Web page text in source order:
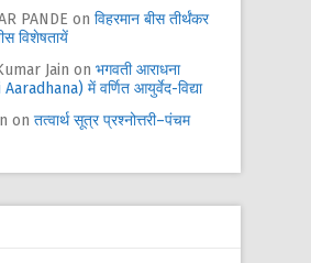
PANDE on विहरमान बीस तीर्थंकर
विशेषतायें
Jain on भगवती आराधना
में वर्णित आयुर्वेद-विद्या
on तत्वार्थ सूत्र प्रश्नोत्तरी–पंचम